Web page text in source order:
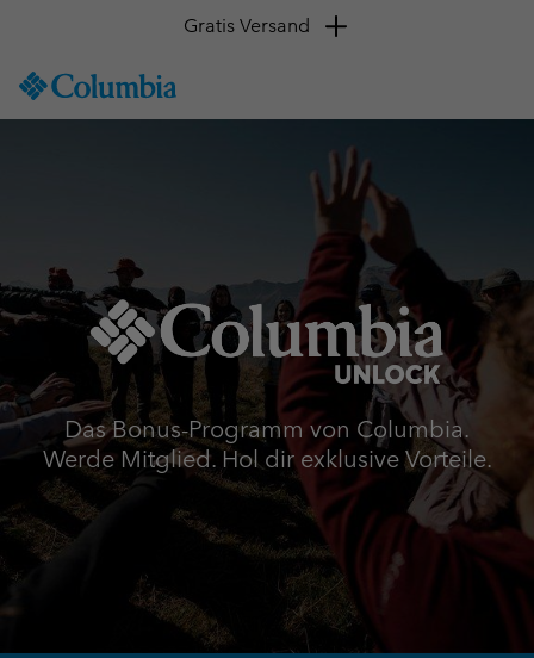
TO
SKIP
TO
SEARCH
Gratis Versand
Das Bonus-Programm von Columbia.
Werde Mitglied. Hol dir exklusive Vorteile.